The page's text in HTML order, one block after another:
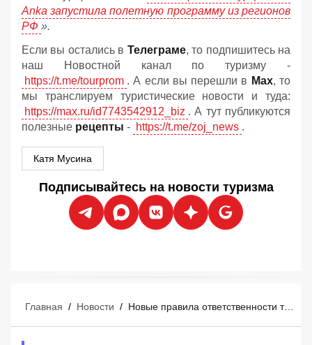
Anka запустила полетную программу из регионов
РФ ».
Если вы остались в Телеграме, то подпишитесь на
наш Новостной канал по туризму -
https://t.me/tourprom . А если вы перешли в Мах, то
мы транслируем туристические новости и туда:
https://max.ru/id7743542912_biz . А тут публикуются
полезные рецепты - https://t.me/zoj_news .
Катя Мусина
Подписывайтесь на новости туризма
Главная / Новости / Новые правила ответственности туроператоров и турагентов: что изменится